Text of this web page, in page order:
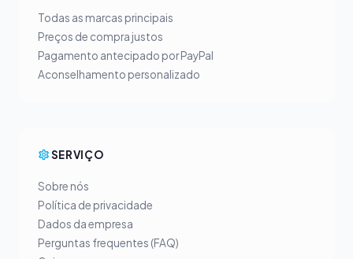
Todas as marcas principais
Preços de compra justos
Pagamento antecipado por PayPal
Aconselhamento personalizado
SERVIÇO
Sobre nós
Política de privacidade
Dados da empresa
Perguntas frequentes (FAQ)